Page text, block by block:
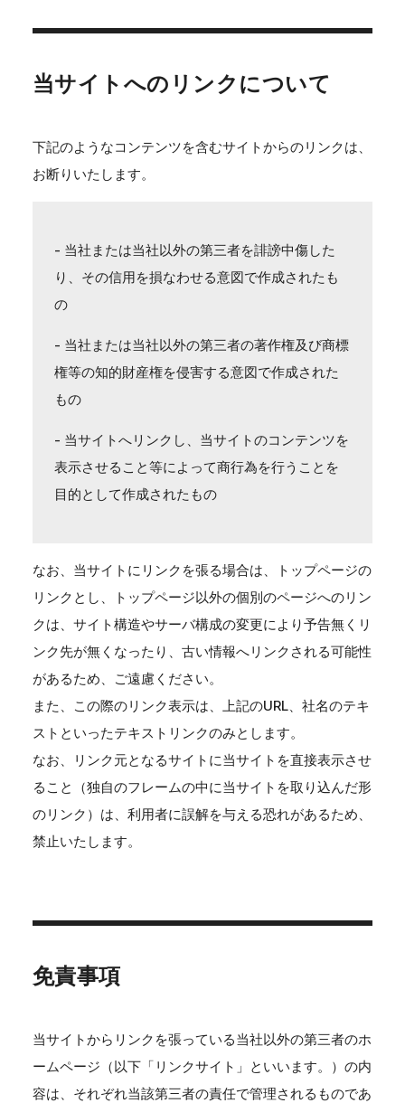
当サイトへのリンクについて
下記のようなコンテンツを含むサイトからのリンクは、
お断りいたします。
- 当社または当社以外の第三者を誹謗中傷した
り、その信用を損なわせる意図で作成されたも
の
- 当社または当社以外の第三者の著作権及び商標
権等の知的財産権を侵害する意図で作成された
もの
- 当サイトへリンクし、当サイトのコンテンツを
表示させること等によって商行為を行うことを
目的として作成されたもの
なお、当サイトにリンクを張る場合は、トップページの
リンクとし、トップページ以外の個別のページへのリン
クは、サイト構造やサーバ構成の変更により予告無くリ
ンク先が無くなったり、古い情報へリンクされる可能性
があるため、ご遠慮ください。
また、この際のリンク表示は、上記のURL、社名のテキ
ストといったテキストリンクのみとします。
なお、リンク元となるサイトに当サイトを直接表示させ
ること（独自のフレームの中に当サイトを取り込んだ形
のリンク）は、利用者に誤解を与える恐れがあるため、
禁止いたします。
免責事項
当サイトからリンクを張っている当社以外の第三者のホ
ームページ（以下「リンクサイト」といいます。）の内
容は、それぞれ当該第三者の責任で管理されるものであ